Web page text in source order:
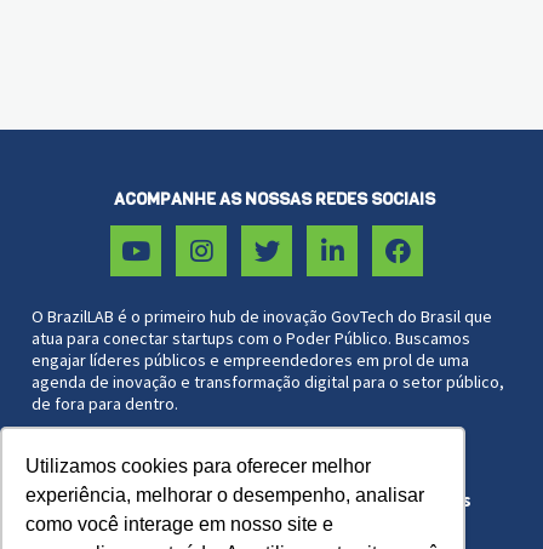
Utilizamos cookies para oferecer melhor
experiência, melhorar o desempenho, analisar
como você interage em nosso site e
O BrazilLAB é o primeiro hub de inovação GovTech do Brasil que
atua para conectar startups com o Poder Público. Buscamos
engajar líderes públicos e empreendedores em prol de uma
agenda de inovação e transformação digital para o setor público,
de fora para dentro.
ACOMPANHE AS NOSSAS REDES SOCIAIS
Associação Brazil Lab 27.572.051/0001-44
Copyright © 2021 BrazilLAB. Todos os direitos
reservados.